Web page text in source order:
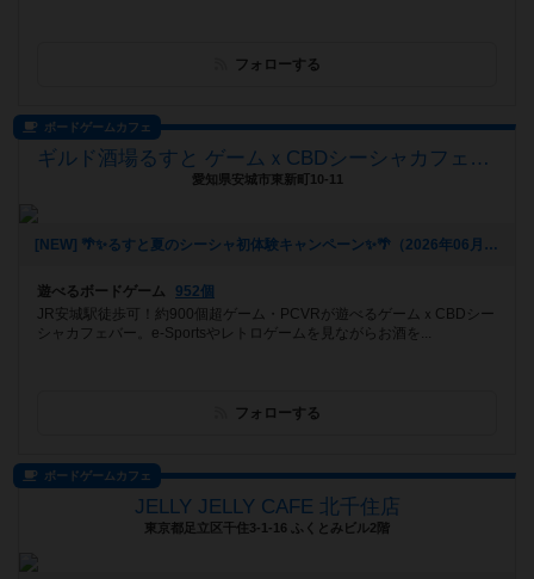
フォローする
ボードゲームカフェ
ギルド酒場るすと ゲームｘCBDシーシャカフェバー
愛知県安城市東新町10-11
[NEW] 🌴✨るすと夏のシーシャ初体験キャンペーン✨🌴（2026年06月03日 02時03分）
遊べるボードゲーム
952個
JR安城駅徒歩可！約900個超ゲーム・PCVRが遊べるゲームｘCBDシー
シャカフェバー。e-Sportsやレトロゲームを見ながらお酒を...
フォローする
ボードゲームカフェ
JELLY JELLY CAFE 北千住店
東京都足立区千住3-1-16 ふくとみビル2階